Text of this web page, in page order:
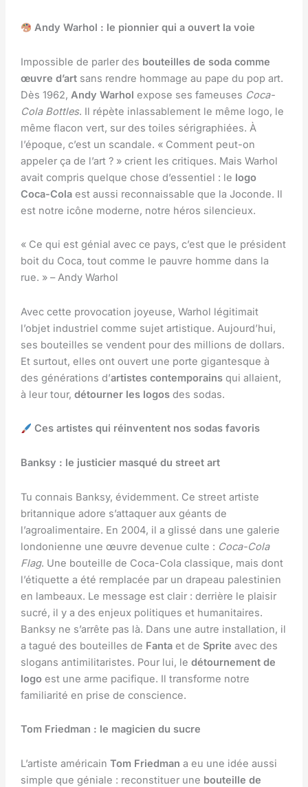
Andy Warhol : le pionnier qui a ouvert la voie
Impossible de parler des bouteilles de soda comme
œuvre d’artsans rendre hommage au pape du pop art.
Dès 1962, Andy Warhol expose ses fameuses Coca-
Cola Bottles. Il répète inlassablement le même logo, le
même flacon vert, sur des toiles sérigraphiées. À
l’époque, c’est un scandale. « Comment peut-on
appeler ça de l’art ? » crient les critiques. Mais Warhol
avait compris quelque chose d’essentiel : le logo
Coca-Colaest aussi reconnaissable que la Joconde. Il
est notre icône moderne, notre héros silencieux.
« Ce qui est génial avec ce pays, c’est que le président
boit du Coca, tout comme le pauvre homme dans la
rue. » – Andy Warhol
Avec cette provocation joyeuse, Warhol légitimait
l’objet industriel comme sujet artistique. Aujourd’hui,
ses bouteilles se vendent pour des millions de dollars.
Et surtout, elles ont ouvert une porte gigantesque à
des générations d’artistes contemporainsqui allaient,
à leur tour, détourner les logosdes sodas.
Ces artistes qui réinventent nos sodas favoris
Banksy : le justicier masqué du street art
Tu connais Banksy, évidemment. Ce street artiste
britannique adore s’attaquer aux géants de
l’agroalimentaire. En 2004, il a glissé dans une galerie
londonienne une œuvre devenue culte : Coca-Cola
Flag. Une bouteille de Coca-Cola classique, mais dont
l’étiquette a été remplacée par un drapeau palestinien
en lambeaux. Le message est clair : derrière le plaisir
sucré, il y a des enjeux politiques et humanitaires.
Banksy ne s’arrête pas là. Dans une autre installation, il
a tagué des bouteilles de Fantaet de Sprite avec des
slogans antimilitaristes. Pour lui, le détournement de
logoest une arme pacifique. Il transforme notre
familiarité en prise de conscience.
Tom Friedman : le magicien du sucre
L’artiste américain Tom Friedman a eu une idée aussi
simple que géniale : reconstituer une bouteille de